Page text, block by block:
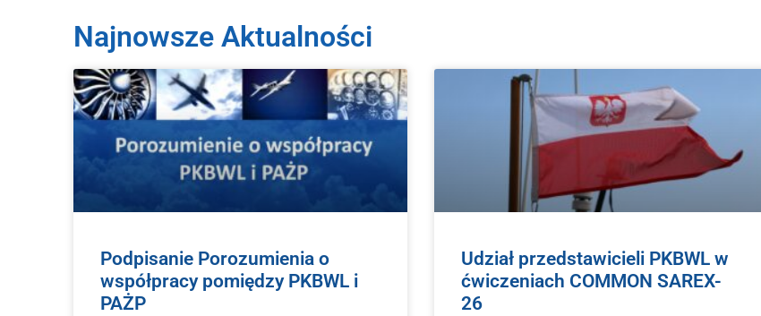
Najnowsze Aktualności
Podpisanie Porozumienia o
współpracy pomiędzy PKBWL i
PAŻP
Udział przedstawicieli PKBWL w
ćwiczeniach COMMON SAREX-
26